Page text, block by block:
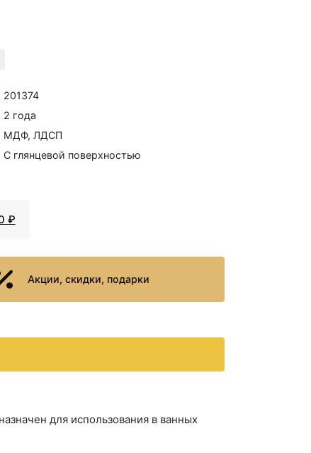
4 Бронза
Logis Universal
Bemeta Omega 6
+16099
< >
Gem A9034300
201374
2 года
МДФ, ЛДСП
С глянцевой поверхностью
₽
Акции, скидки, подарки
для использования в ванных